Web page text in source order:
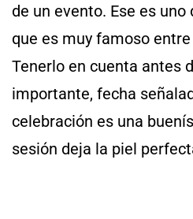
de un evento. Ese es
que es muy famoso
Tenerlo en cuenta antes
importante, fecha
celebración es una
sesión deja la piel